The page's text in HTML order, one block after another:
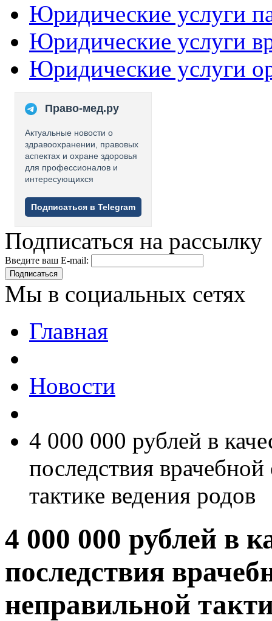
Юридические услуги
Юридические услуги
Юридические услуги
Право-мед.ру
Актуальные новости о
здравоохранении, правовых
аспектах и охране здоровья
для профессионалов и
интересующихся
Подписаться в Telegram
Подписаться на рассылку
Введите ваш E-mail:
Подписаться
Мы в социальных сетях
Главная
Новости
4 000 000 рублей в
последствия
тактике ведения родов
4 000 000 рублей в
последствия
неправильной